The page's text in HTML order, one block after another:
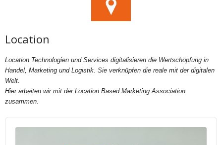
Location
Location Technologien und Services digitalisieren die Wertschöpfung in
Handel, Marketing und Logistik. Sie verknüpfen die reale mit der digitalen
Welt.
Hier arbeiten wir mit der Location Based Marketing Association
zusammen.
Audio
Player